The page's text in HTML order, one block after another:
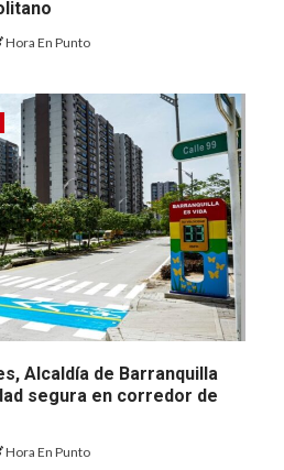
Hora En Punto
Alcaldía de Barranquilla
segura en corredor de
Hora En Punto